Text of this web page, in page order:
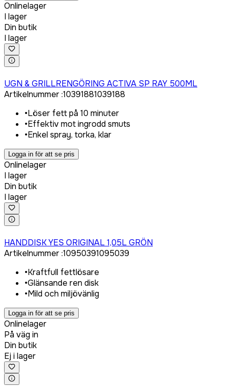
Onlinelager
I lager
Din butik
I lager
UGN & GRILLRENGÖRING ACTIVA SP RAY 500ML
Artikelnummer:10391881039188
•Löser fett på 10 minuter
•Effektiv mot ingrodd smuts
•Enkel spray, torka, klar
Logga in för att se pris
Onlinelager
I lager
Din butik
I lager
HANDDISK YES ORIGINAL 1,05L GRÖN
Artikelnummer:10950391095039
•Kraftfull fettlösare
•Glänsande ren disk
•Mild och miljövänlig
Logga in för att se pris
Onlinelager
På väg in
Din butik
Ej i lager